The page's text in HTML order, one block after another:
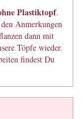
Plastiktopf.
Anmerkungen
dann mit
Töpfe wieder.
findest Du